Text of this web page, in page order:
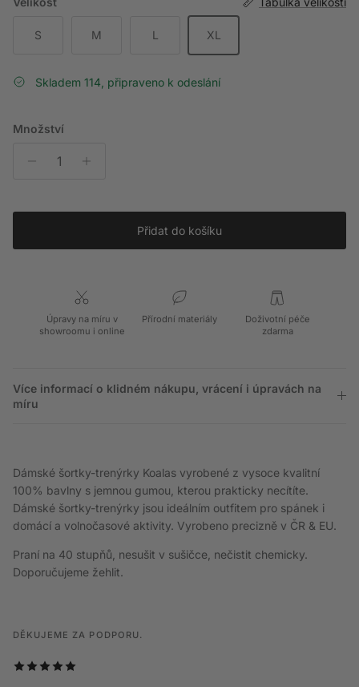
S M L XL
Skladem 114, připraveno k odeslání
Množství
Přidat do košíku
Úpravy na míru v
showroomu i online
Přírodní materiály
Doživotní péče
zdarma
Více informací o klidném nákupu, vrácení i úpravách na
míru
Dámské šortky-trenýrky Koalas vyrobené z vysoce kvalitní
100% bavlny s jemnou gumou, kterou prakticky necítíte.
Dámské šortky-trenýrky jsou ideálním outfitem pro spánek i
domácí a volnočasové aktivity. Vyrobeno precizně v ČR & EU.
Praní na 40 stupňů, nesušit v sušičce, nečistit chemicky.
Doporučujeme žehlit.
DĚKUJEME ZA PODPORU.